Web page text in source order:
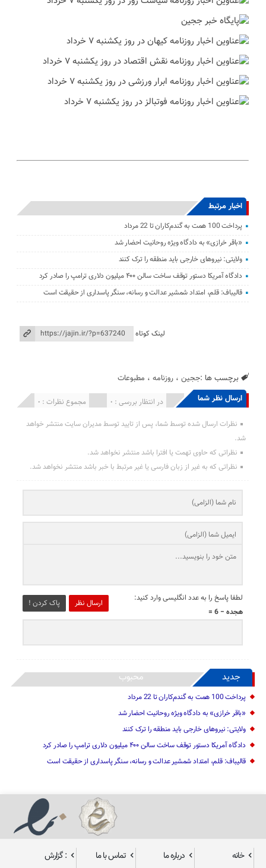
اخبار مرتبط
پرداخت 100 همت به گندم‌کاران تا 22 مرداد
«باقر خرازی» به دادگاه ویژه روحانیت احضار شد
ولایتی: نیرو‌های خارجی باید منطقه را ترک کنند
دادگاه آمریکا دستور توقف ساخت سالن ۴۰۰ میلیون دلاری ترامپ را صادر کرد
قالیباف: قلم، امتداد شمشیر عدالت و رسانه، سنگر پاسداری از حقیقت است
لینک کوتاه
برچسب ها :ججین ،روزنامه ، مطبوعات
ارسال نظر شما مجموع نظرات : 0 در انتظار بررسی : 0 انتشار یافته : 0
نظرات ارسال شده توسط شما، پس از تایید توسط مدیران سایت منتشر خواهد
شد.
نظراتی که حاوی تهمت یا افترا باشد منتشر نخواهد شد.
نظراتی که به غیر از زبان فارسی یا غیر مرتبط با خبر باشد منتشر نخواهد شد.
ارسال نظر پاک کردن !
لطفا پاسخ را به عدد انگلیسی وارد کنید:
هجده − 6 =
جدید محبوب
پرداخت 100 همت به گندم‌کاران تا 22 مرداد
«باقر خرازی» به دادگاه ویژه روحانیت احضار شد
ولایتی: نیرو‌های خارجی باید منطقه را ترک کنند
دادگاه آمریکا دستور توقف ساخت سالن ۴۰۰ میلیون دلاری ترامپ را صادر کرد
قالیباف: قلم، امتداد شمشیر عدالت و رسانه، سنگر پاسداری از حقیقت است
خانه درباره ما تماس با ما
: گزارش